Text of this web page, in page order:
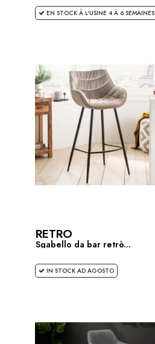
EN STOCK À L'USINE 4 À 6 SEMAINES
RETRO
Sgabello da bar retrò...
IN STOCK AD AGOSTO